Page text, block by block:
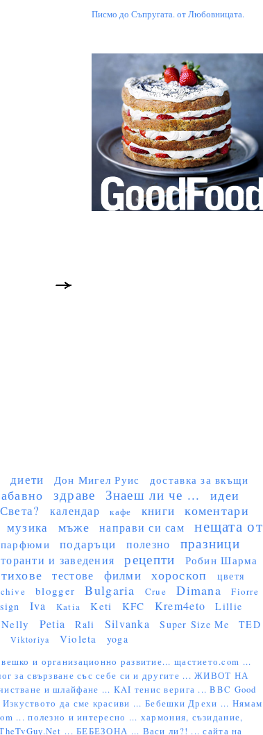
Писмо до Съпругата. от Любовницата.
диети Дон Мигел Руис доставка за вкъщи
здраве Знаеш ли че ... идеи
календар кафе книги коментари
музика мъже направи си сам
нещата от
парфюми подаръци полезно
празници
и заведения рецепти Робин Шарма
тестове филми хороскоп цветя
blogger Bulgaria Crue Dimana Fiorre
Iva Katia Keti KFC Krem4eto Lillie
Nelly Petia Rali Silvanka Super Size Me TED
Viktoriya Violeta yoga
и организационно развитие... щастието.com ...
за свързване със себе си и другите ...ЖИВОТ НА
и шлайфане ... KAI тенис верига ...BBC Good
Изкуството да сме красиви ... Бебешки Дрехи ... Нямам
...полезно и интересно ... хармония, съзидание,
...БЕБЕЗОНА ... Васи ли?! ...сайта на